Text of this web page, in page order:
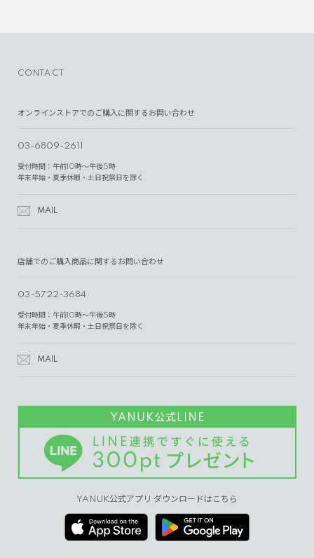
CONTACT
オンラインストアでのご購入に関するお問い合わせ
03-6809-2611
受付時間：午前10時～午後5時
年末年始・夏季休暇・土日祝祭日を除く
MAIL
店舗でのご購入商品に関するお問い合わせ
03-5722-3684
受付時間：午前10時～午後5時
年末年始・夏季休暇・土日祝祭日を除く
MAIL
YANUK公式アプリ ダウンロードはこちら